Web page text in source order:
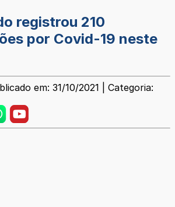
registrou 210
por Covid-19 neste
em: 31/10/2021 | Categoria: